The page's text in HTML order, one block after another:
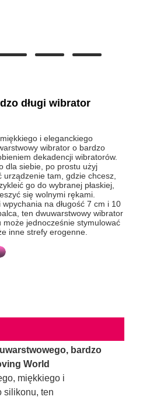
długi wibrator
i eleganckiego
wibrator o bardzo
dekadencji wibratorów.
dla siebie, po prostu użyj
tam, gdzie chcesz,
go do wybranej płaskiej,
się wolnymi rękami.
na długość 7 cm i 10
ten dwuwarstwowy wibrator
może jednocześnie stymulować
inne strefy erogenne.
bardzo
World
miękkiego i
silikonu, ten